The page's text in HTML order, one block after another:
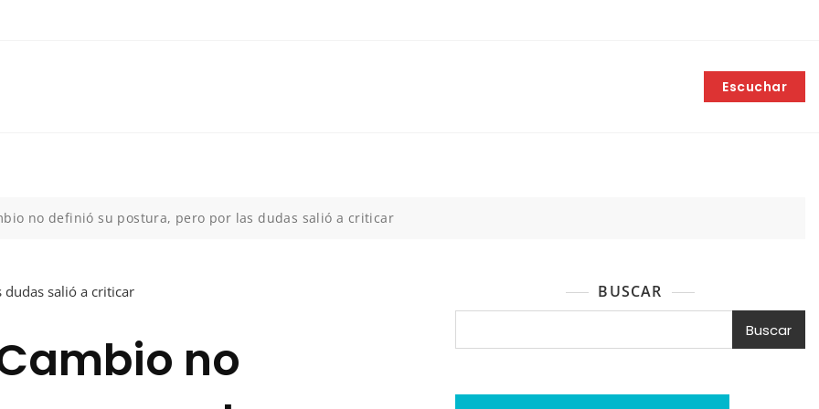
Escuchar
no definió su postura, pero por las dudas salió a criticar
no
BUSCAR
Buscar